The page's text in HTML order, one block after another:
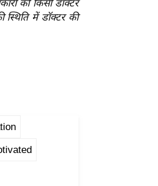
को किसी डॉक्टर
स्थिति में डॉक्टर की